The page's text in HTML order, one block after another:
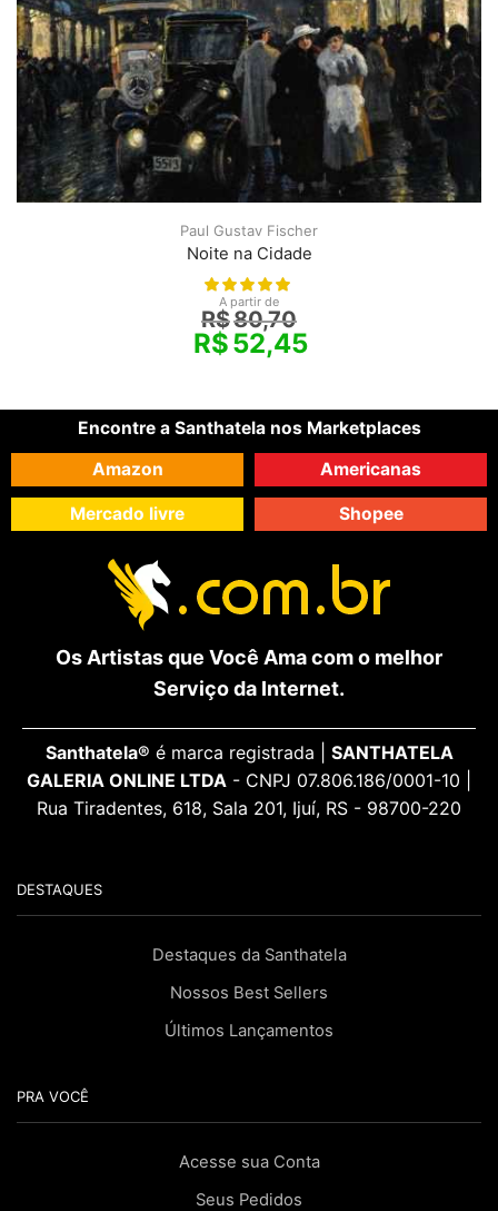
Paul Gustav Fischer
Noite na Cidade
A partir de
R$80,70
R$52,45
Encontre a Santhatela nos Marketplaces
Amazon
Americanas
Mercado livre Shopee
Os Artistas que Você Ama com o melhor
Serviço da Internet.
Santhatela® é marca registrada | SANTHATELA
GALERIA ONLINE LTDA - CNPJ 07.806.186/0001-10 |
Rua Tiradentes, 618, Sala 201, Ijuí, RS - 98700-220
DESTAQUES
Destaques da Santhatela
Nossos Best Sellers
Últimos Lançamentos
PRA VOCÊ
Acesse sua Conta
Seus Pedidos